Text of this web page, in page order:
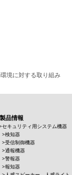
境に対する取り組み
製品情報
セキュリティ用システム機器
検知器
受信制御機器
通報機器
警報器
報知器